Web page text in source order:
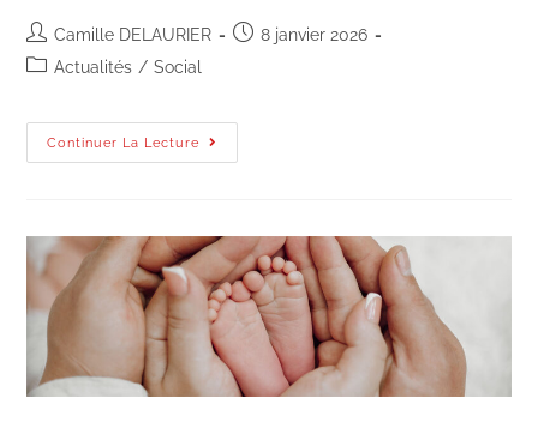
Camille DELAURIER
8 janvier 2026
Actualités / Social
Continuer La Lecture